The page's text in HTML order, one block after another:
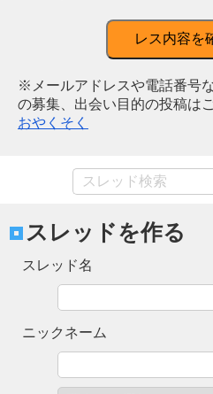
レス内容を
※メールアドレスや電話番号
の募集、出会い目的の投稿は
おやくそく
スレッドを作る
スレッド名
ニックネーム